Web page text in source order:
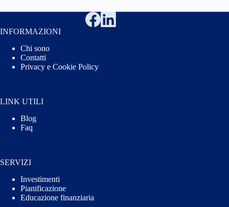
INFORMAZIONI
Chi sono
Contatti
Privacy e Cookie Policy
LINK UTILI
Blog
Faq
SERVIZI
Investimenti
Pianificazione
Educazione finanziaria